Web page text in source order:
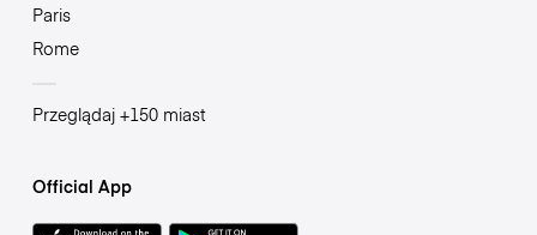
Paris
Rome
Przeglądaj +150 miast
Official App